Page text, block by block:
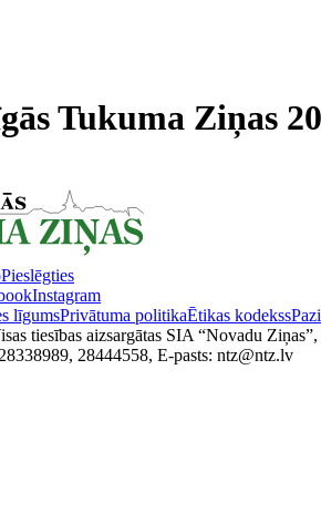
Tukuma Ziņas
Pieslēgties
Instagram
līgumsPrivātuma politikaĒtikas kodekss
tiesības aizsargātas SIA “Novadu
28444558, E-pasts: ntz@ntz.lv